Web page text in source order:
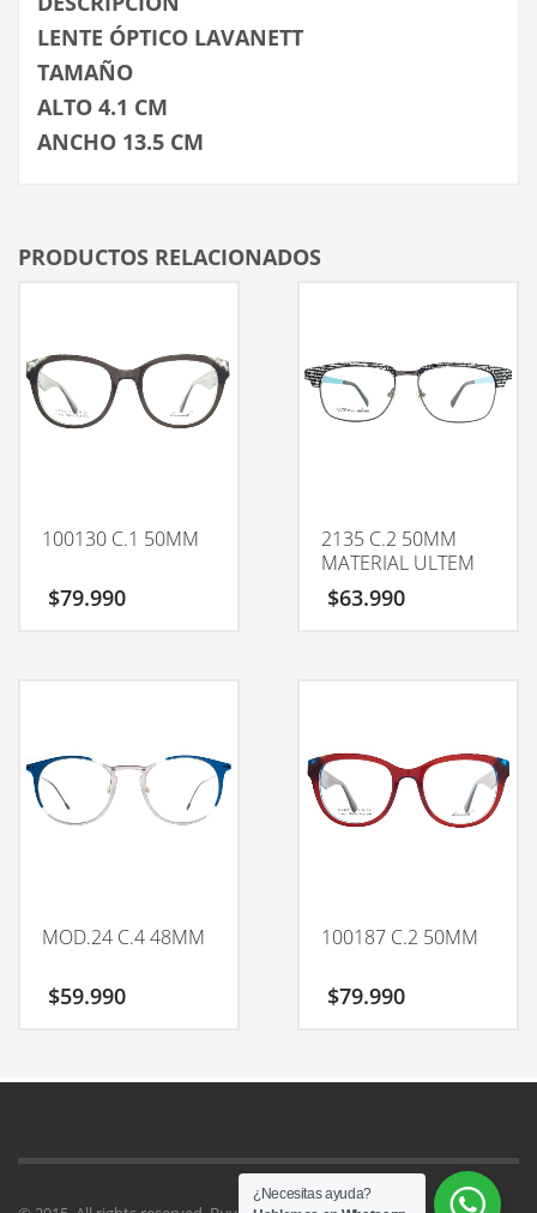
LENTE ÓPTICO LAVANETT
TAMAÑO
ALTO 4.1 CM
ANCHO 13.5 CM
PRODUCTOS RELACIONADOS
100130 C.1 50MM
$79.990
2135 C.2 50MM
MATERIAL ULTEM
$63.990
MOD.24 C.4 48MM
$59.990
100187 C.2 50MM
$79.990
¿Necesitas ayuda?